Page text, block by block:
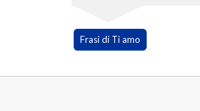
Frasi di Ti amo